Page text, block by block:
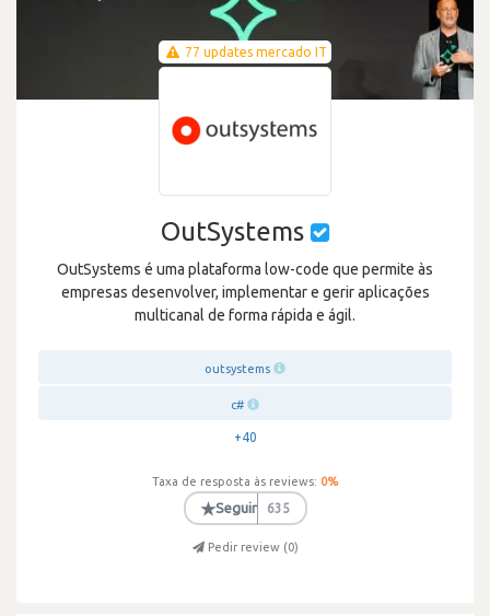
77 updates mercado IT
OutSystems
OutSystems é uma plataforma low-code que permite às
empresas desenvolver, implementar e gerir aplicações
multicanal de forma rápida e ágil.
outsystems
c#
+40
Taxa de resposta às reviews: 0%
★Seguir 635
Pedir review (0)